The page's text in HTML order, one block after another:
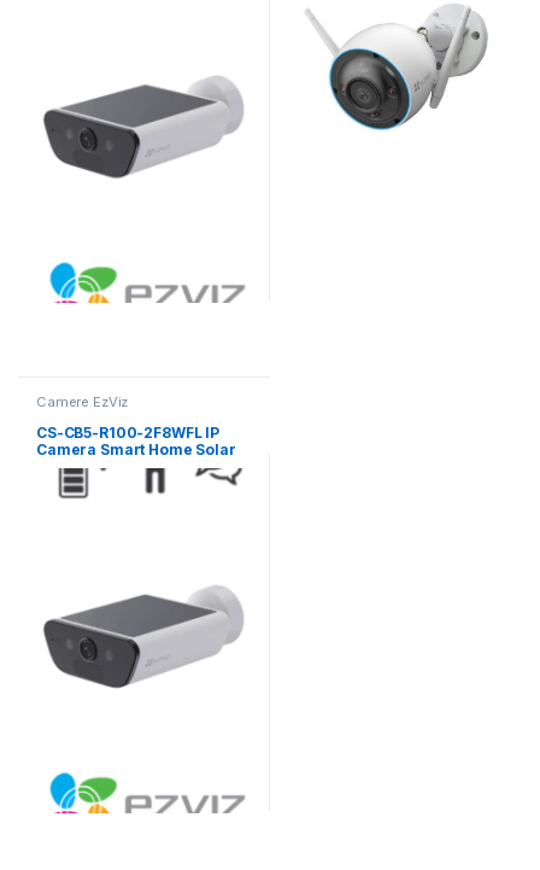
Camere EzViz
CS-CB5-R100-2F8WFL IP
Camera Smart Home Solar
Battery